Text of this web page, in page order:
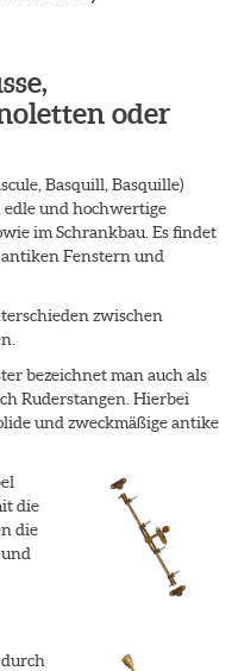
oder
Basquill, Basquille)
edle und hochwertige
im Schrankbau. Es findet
Fenstern und
zwischen
bezeichnet man auch als
Ruderstangen. Hierbei
und zweckmäßige antike
die
die